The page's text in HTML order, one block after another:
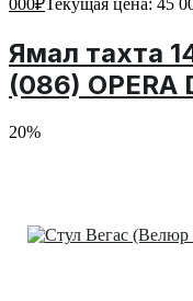
Ямал тахта
(086) OPERA
20%